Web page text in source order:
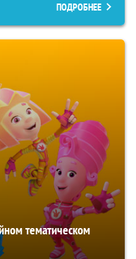
ПОДРОБНЕЕ
тематическом